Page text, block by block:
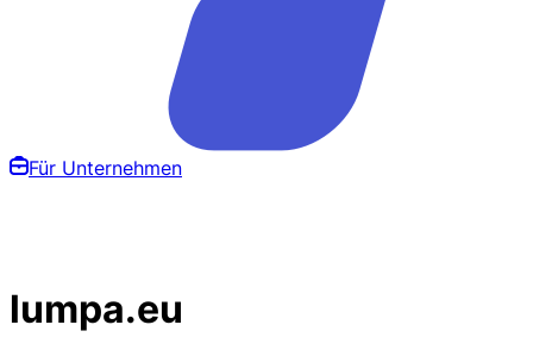
Für Unternehmen
lumpa.eu